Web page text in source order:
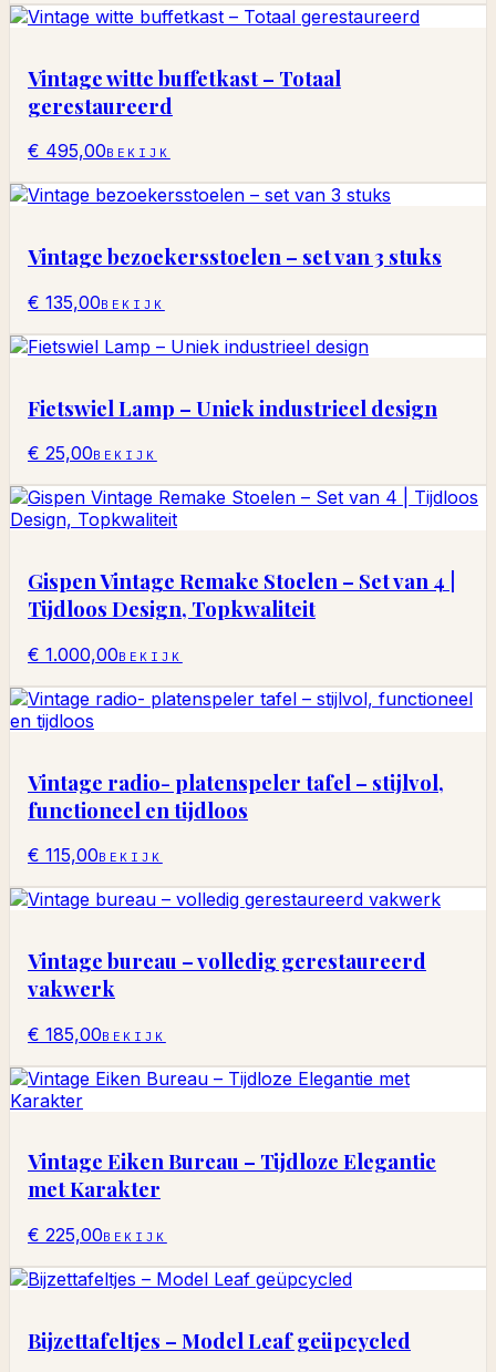
Vintage witte buffetkast – Totaal
gerestaureerd
€ 495,00BEKIJK
Vintage bezoekersstoelen – set van 3 stuks
€ 135,00BEKIJK
Fietswiel Lamp – Uniek industrieel design
€ 25,00BEKIJK
Gispen Vintage Remake Stoelen – Set van 4 |
Tijdloos Design, Topkwaliteit
€ 1.000,00BEKIJK
Vintage radio- platenspeler tafel – stijlvol,
functioneel en tijdloos
€ 115,00BEKIJK
Vintage bureau – volledig gerestaureerd
vakwerk
€ 185,00BEKIJK
Vintage Eiken Bureau – Tijdloze Elegantie
met Karakter
€ 225,00BEKIJK
Bijzettafeltjes – Model Leaf geüpcycled